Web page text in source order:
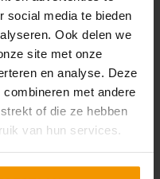
social media te bieden
Ook delen we
site met onze
en analyse. Deze
met andere
of die ze hebben
van hun services.